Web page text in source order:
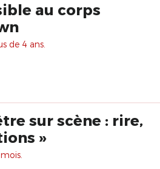
au corps
de 4 ans.
sur scène : rire,
»